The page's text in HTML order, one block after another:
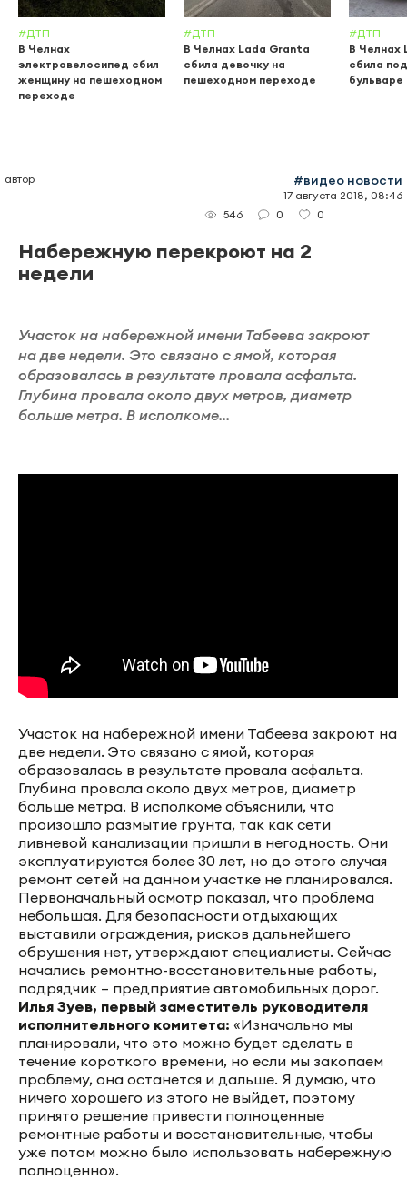
#ДТП
В Челнах
электровелосипед сбил
женщину на пешеходном
переходе
#ДТП
В Челнах Lada Granta
сбила девочку на
пешеходном переходе
#ДТП
В Челнах
сбила
автор #видео новости
17 августа 2018, 08:46
546
0 0
Набережную перекроют на 2
недели
Участок на набережной имени Табеева закроют
на две недели. Это связано с ямой, которая
образовалась в результате провала асфальта.
Глубина провала около двух метров, диаметр
больше метра. В исполкоме...
Участок на набережной имени Табеева закроют на
две недели. Это связано с ямой, которая
образовалась в результате провала асфальта.
Глубина провала около двух метров, диаметр
больше метра. В исполкоме объяснили, что
произошло размытие грунта, так как сети
ливневой канализации пришли в негодность. Они
эксплуатируются более 30 лет, но до этого случая
ремонт сетей на данном участке не планировался.
Первоначальный осмотр показал, что проблема
небольшая. Для безопасности отдыхающих
выставили ограждения, рисков дальнейшего
обрушения нет, утверждают специалисты. Сейчас
начались ремонтно-восстановительные работы,
подрядчик – предприятие автомобильных дорог.
Илья Зуев, первый заместитель руководителя
исполнительного комитета: «Изначально мы
планировали, что это можно будет сделать в
течение короткого времени, но если мы закопаем
проблему, она останется и дальше. Я думаю, что
ничего хорошего из этого не выйдет, поэтому
принято решение привести полноценные
ремонтные работы и восстановительные, чтобы
уже потом можно было использовать набережную
полноценно».